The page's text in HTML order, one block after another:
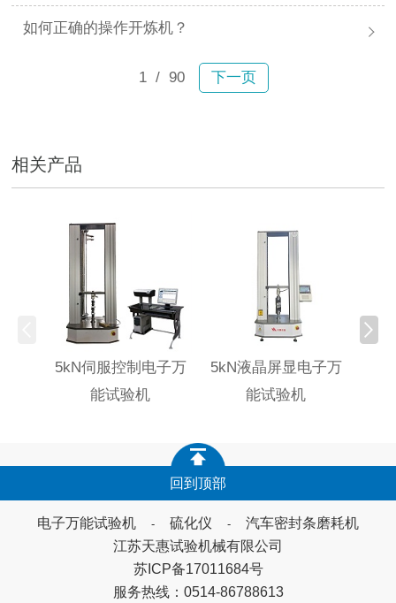
如何正确的操作开炼机？
1 / 90 下一页
相关产品
5kN伺服控制电子万
能试验机
5kN液晶屏显电子万
能试验机
回到顶部
电子万能试验机 - 硫化仪 -
汽车密封条磨耗机
江苏天惠试验机械有限公司
苏ICP备17011684号
服务热线：0514-86788613